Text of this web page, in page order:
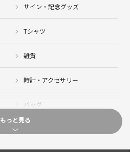
サイン・記念グッズ
Tシャツ
雑貨
時計・アクセサリー
バッグ
もっと見る